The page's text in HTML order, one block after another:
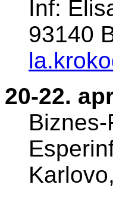
Inf:
93140
20-22.